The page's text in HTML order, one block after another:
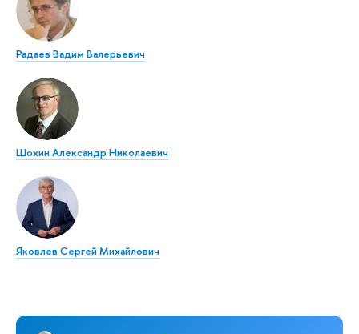
Радаев Вадим Валерьевич
Шохин Александр Николаевич
Яковлев Сергей Михайлович